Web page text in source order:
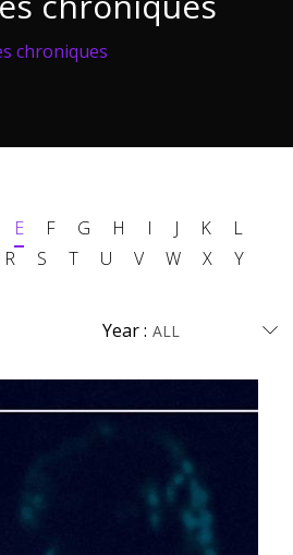
chroniques
E F G H I J K
L
R S T U V W X
Y
Year :